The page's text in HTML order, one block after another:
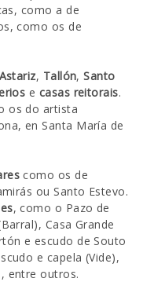
como a de
como os de
, Tallón,Santo
e casas reitorais.
os do artista
en Santa María de
como os de
ou Santo Estevo.
, como o Pazo de
Casa Grande
e escudo de Souto
e capela (Vide),
entre outros.